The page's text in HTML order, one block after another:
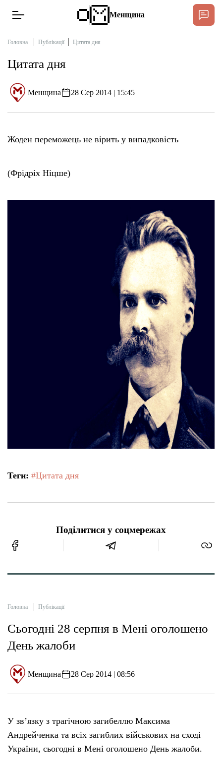
Менщина
Головна Публікації Цитата дня
Цитата дня
Менщина 28 Сер 2014 | 15:45
Жоден переможець не вірить у випадковість
(Фрідріх Ніцше)
Теги: #Цитата дня
Поділитися у соцмережах
Головна Публікації
Сьогодні 28 серпня в Мені оголошено
День жалоби
Менщина 28 Сер 2014 | 08:56
У зв’язку з трагічною загибеллю Максима
Андрейченка та всіх загиблих військових на сході
України, сьогодні в Мені оголошено День жалоби.